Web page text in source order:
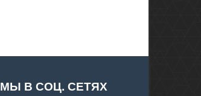
МЫ В СОЦ. СЕТЯХ